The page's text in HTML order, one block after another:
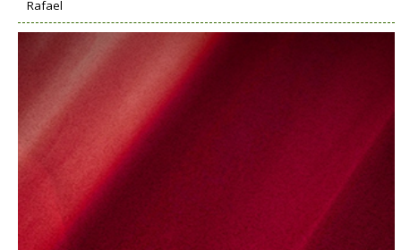
Rafael